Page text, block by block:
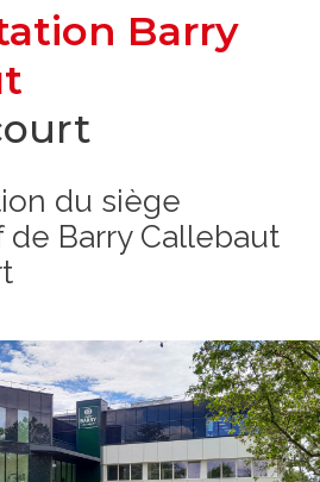
Barry
du siège
Barry Callebaut